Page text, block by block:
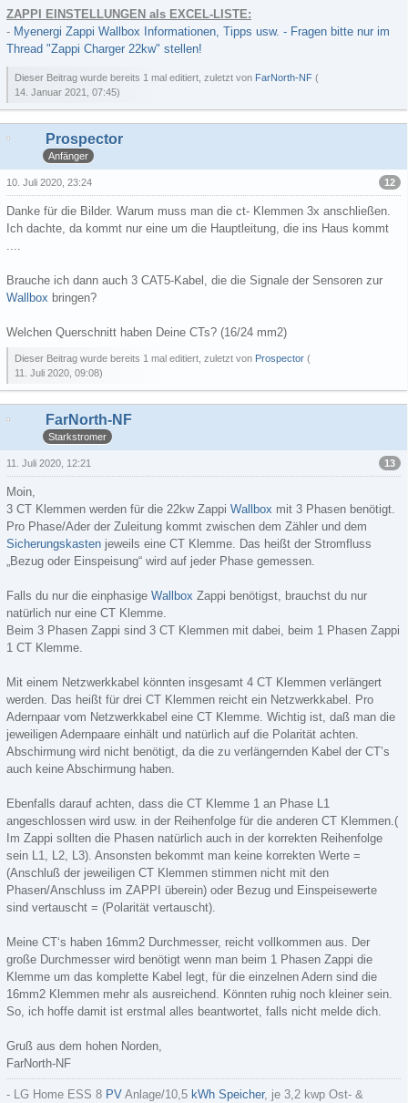
ZAPPI EINSTELLUNGEN als EXCEL-LISTE:
- Myenergi Zappi Wallbox Informationen, Tipps usw. - Fragen bitte nur im
Thread "Zappi Charger 22kw" stellen!
Dieser Beitrag wurde bereits 1 mal editiert, zuletzt von FarNorth-NF (
14. Januar 2021, 07:45)
Prospector
Anfänger
12
10. Juli 2020, 23:24
Danke für die Bilder. Warum muss man die ct- Klemmen 3x anschließen.
Ich dachte, da kommt nur eine um die Hauptleitung, die ins Haus kommt
....
Brauche ich dann auch 3 CAT5-Kabel, die die Signale der Sensoren zur
Wallbox bringen?
Welchen Querschnitt haben Deine CTs? (16/24 mm2)
Dieser Beitrag wurde bereits 1 mal editiert, zuletzt von Prospector (
11. Juli 2020, 09:08)
FarNorth-NF
Starkstromer
13
11. Juli 2020, 12:21
Moin,
3 CT Klemmen werden für die 22kw Zappi Wallbox mit 3 Phasen benötigt.
Pro Phase/Ader der Zuleitung kommt zwischen dem Zähler und dem
Sicherungskasten jeweils eine CT Klemme. Das heißt der Stromfluss
„Bezug oder Einspeisung“ wird auf jeder Phase gemessen.
Falls du nur die einphasige Wallbox Zappi benötigst, brauchst du nur
natürlich nur eine CT Klemme.
Beim 3 Phasen Zappi sind 3 CT Klemmen mit dabei, beim 1 Phasen Zappi
1 CT Klemme.
Mit einem Netzwerkkabel könnten insgesamt 4 CT Klemmen verlängert
werden. Das heißt für drei CT Klemmen reicht ein Netzwerkkabel. Pro
Adernpaar vom Netzwerkkabel eine CT Klemme. Wichtig ist, daß man die
jeweiligen Adernpaare einhält und natürlich auf die Polarität achten.
Abschirmung wird nicht benötigt, da die zu verlängernden Kabel der CT’s
auch keine Abschirmung haben.
Ebenfalls darauf achten, dass die CT Klemme 1 an Phase L1
angeschlossen wird usw. in der Reihenfolge für die anderen CT Klemmen.(
Im Zappi sollten die Phasen natürlich auch in der korrekten Reihenfolge
sein L1, L2, L3). Ansonsten bekommt man keine korrekten Werte =
(Anschluß der jeweiligen CT Klemmen stimmen nicht mit den
Phasen/Anschluss im ZAPPI überein) oder Bezug und Einspeisewerte
sind vertauscht = (Polarität vertauscht).
Meine CT‘s haben 16mm2 Durchmesser, reicht vollkommen aus. Der
große Durchmesser wird benötigt wenn man beim 1 Phasen Zappi die
Klemme um das komplette Kabel legt, für die einzelnen Adern sind die
16mm2 Klemmen mehr als ausreichend. Könnten ruhig noch kleiner sein.
So, ich hoffe damit ist erstmal alles beantwortet, falls nicht melde dich.
Gruß aus dem hohen Norden,
FarNorth-NF
- LG Home ESS 8 PV Anlage/10,5 kWh Speicher, je 3,2 kwp Ost- &